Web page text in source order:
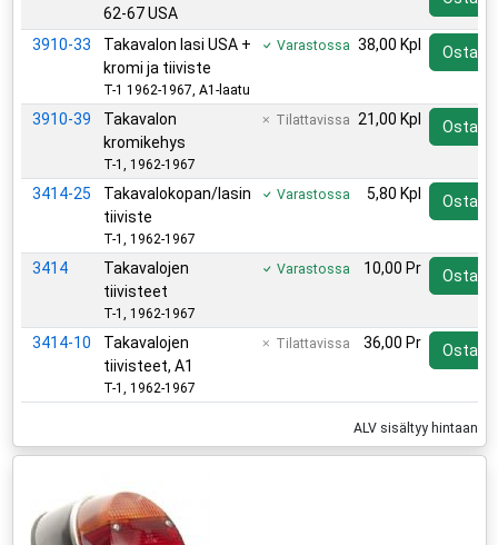
62-67 USA
3910-33
Takavalon lasi USA +
kromi ja tiiviste
T-1 1962-1967, A1-laatu
Varastossa 38,00 Kpl Osta
3910-39
Takavalon
kromikehys
T-1, 1962-1967
Tilattavissa 21,00 Kpl Osta
3414-25
Takavalokopan/lasin
tiiviste
T-1, 1962-1967
Varastossa 5,80 Kpl Osta
3414
Takavalojen
tiivisteet
T-1, 1962-1967
Varastossa 10,00 Pr Osta
3414-10
Takavalojen
tiivisteet, A1
T-1, 1962-1967
Tilattavissa 36,00 Pr Osta
ALV sisältyy hintaan